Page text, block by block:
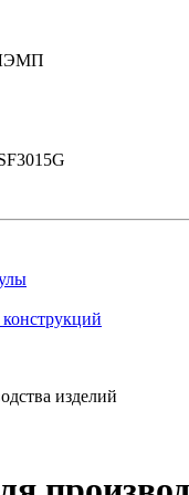
ЛЭМП
изделий